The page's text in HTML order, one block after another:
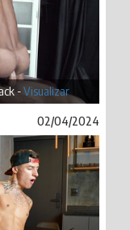
-Visualizar
02/04/2024